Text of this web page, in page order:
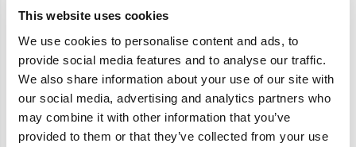
This website uses cookies
We use cookies to personalise content and ads, to
provide social media features and to analyse our traffic.
We also share information about your use of our site with
our social media, advertising and analytics partners who
may combine it with other information that you’ve
provided to them or that they’ve collected from your use
Specificaties
Merk Vantage